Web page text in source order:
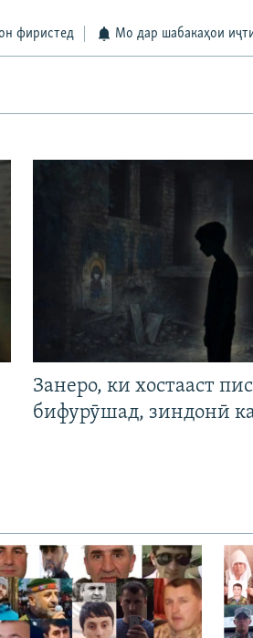
фиристед Мо дар шабакаҳои
Занеро, ки хостааст
бифурӯшад, зиндонӣ